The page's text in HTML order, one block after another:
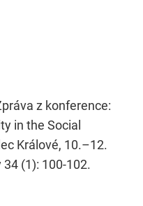
z konference:
in the Social
Králové, 10.–12.
(1): 100-102.